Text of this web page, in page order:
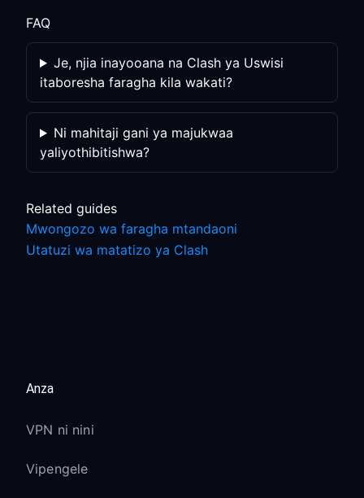
FAQ
Je, njia inayooana na Clash ya Uswisi
itaboresha faragha kila wakati?
Ni mahitaji gani ya majukwaa
yaliyothibitishwa?
Related guides
Mwongozo wa faragha mtandaoni
Utatuzi wa matatizo ya Clash
Anza
VPN ni nini
Vipengele